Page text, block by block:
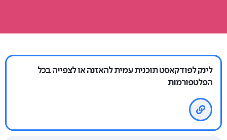
לינק לפודקאסט תוכנית עמית להאזנה או לצפייה בכל
הפלטפורמות